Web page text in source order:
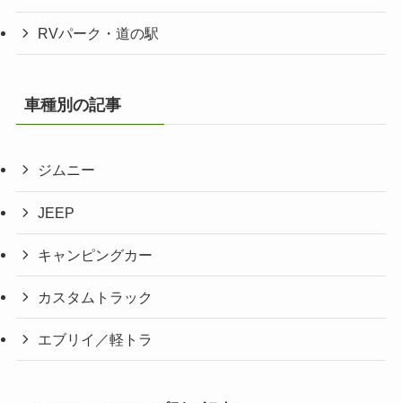
RVパーク・道の駅
車種別の記事
ジムニー
JEEP
キャンピングカー
カスタムトラック
エブリイ／軽トラ